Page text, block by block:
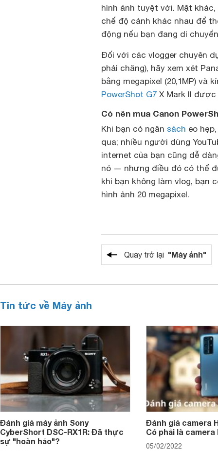
hình ảnh tuyệt vời. Mặt
chế độ cảnh khác nhau để
động nếu bạn đang di
Đối với các vlogger chuyên
phải chăng), hãy xem xét
bằng megapixel (20,1MP) và
PowerShot G7 X Mark II
Có nên mua Canon
Khi bạn có ngân sách eo
qua; nhiều người dùng
internet của bạn cũng dễ
nó — nhưng điều đó có thể
khi bạn không làm vlog, bạn
hình ảnh 20 megapixel.
Quay trở lại "Máy ảnh"
Tin tức về Máy ảnh
Đánh giá máy ảnh Sony
CyberShort DSC-RX1R: Đã thực
sự "hoàn hảo"?
Đánh giá camera
Có phải là
05/02/2022